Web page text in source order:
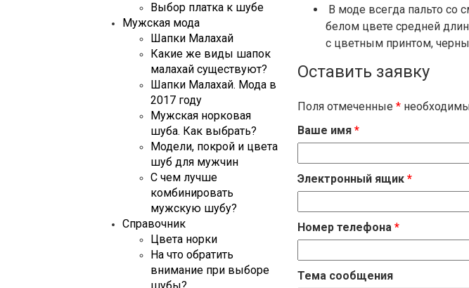
Выбор платка к шубе
Мужская мода
Шапки Малахай
Какие же виды шапок
малахай существуют?
Шапки Малахай. Мода в
2017 году
Мужская норковая
шуба. Как выбрать?
Модели, покрой и цвета
шуб для мужчин
С чем лучше
комбинировать
мужскую шубу?
Справочник
Цвета норки
На что обратить
внимание при выборе
В моде всегда пальто со
белом цвете средней
с цветным принтом,
Оставить заявку
Поля отмеченные*
Ваше имя*
Электронный ящик*
Номер телефона*
Тема сообщения